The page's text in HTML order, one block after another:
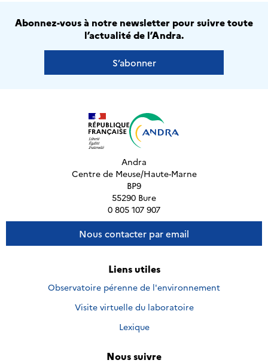
Abonnez-vous à notre newsletter pour suivre toute
l’actualité de l’Andra.
S’abonner
Andra
Centre de Meuse/Haute-Marne
BP9
55290 Bure
0 805 107 907
Nous contacter par email
Liens utiles
Observatoire pérenne de l'environnement
Visite virtuelle du laboratoire
Lexique
Nous suivre